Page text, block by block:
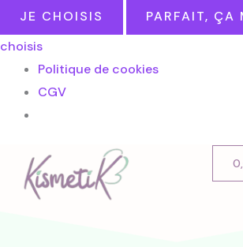
JE CHOISIS PARFAIT, ÇA
choisis
Politique de cookies
CGV